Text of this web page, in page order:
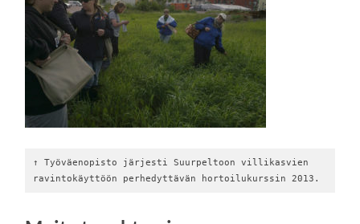
↑ Työväenopisto järjesti Suurpeltoon villikasvien
ravintokäyttöön perhedyttävän hortoilukurssin 2013.